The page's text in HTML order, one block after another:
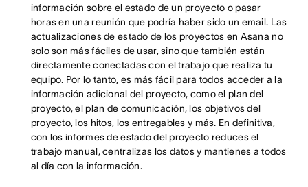
información sobre el estado de un proyecto o pasar
horas en una reunión que podría haber sido un email. Las
actualizaciones de estado de los proyectos en Asana no
solo son más fáciles de usar, sino que también están
directamente conectadas con el trabajo que realiza tu
equipo. Por lo tanto, es más fácil para todos acceder a la
información adicional del proyecto, como el plan del
proyecto, el plan de comunicación, los objetivos del
proyecto, los hitos, los entregables y más. En definitiva,
con los informes de estado del proyecto reduces el
trabajo manual, centralizas los datos y mantienes a todos
al día con la información.